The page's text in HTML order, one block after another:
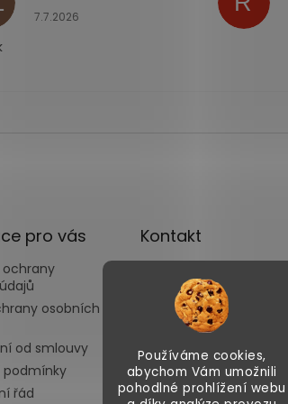
Používáme cookies,
abychom Vám umožnili
pohodlné prohlížení webu
Hodnocení obchodu je 5 z 5 hvězdiček.
7.7.2026
pro vás
ochrany
osobních
od smlouvy
podmínky
řád
Kontakt
+420702287970
+420702287969